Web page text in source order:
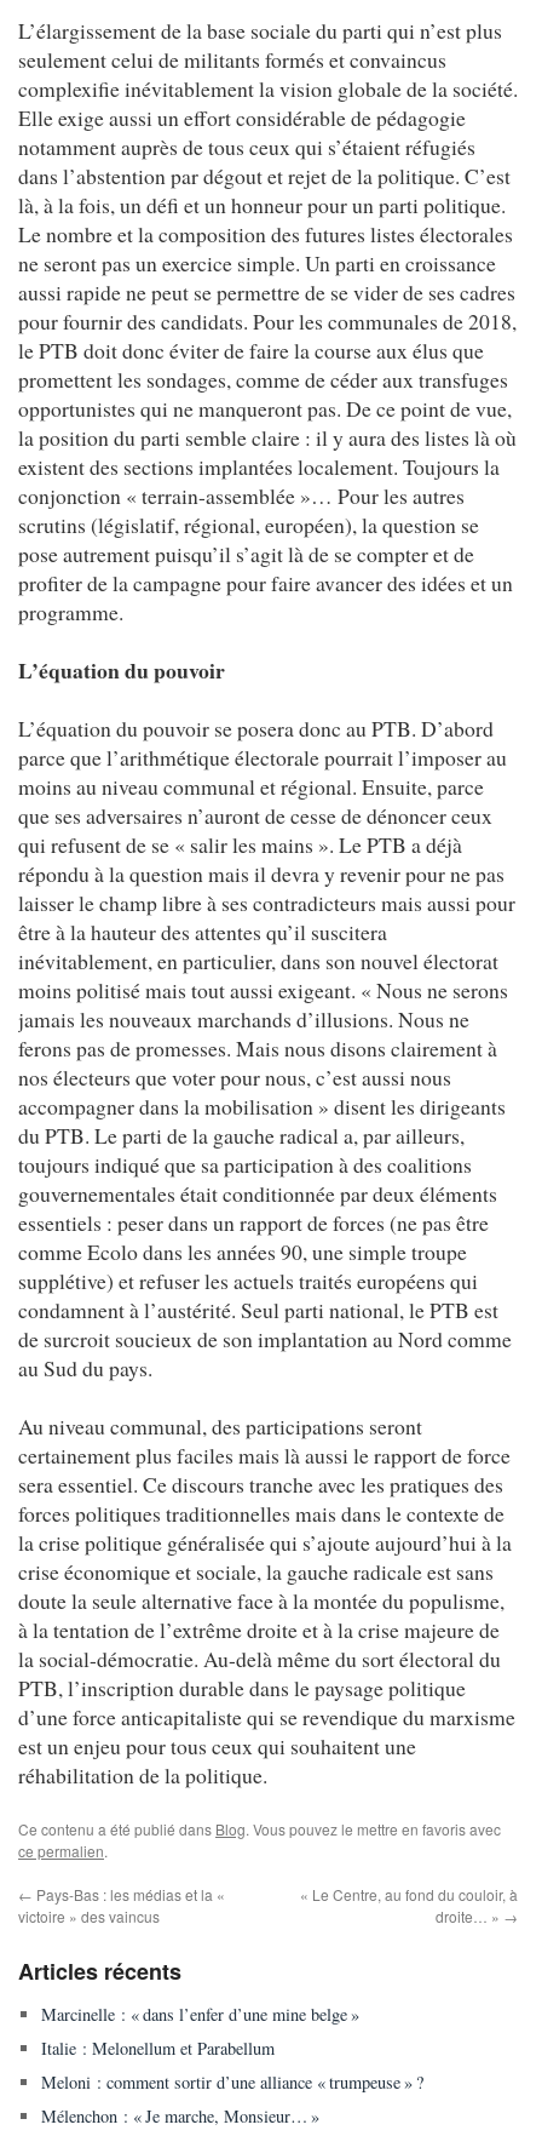
L’élargissement de la base sociale du parti qui n’est plus
seulement celui de militants formés et convaincus
complexifie inévitablement la vision globale de la société.
Elle exige aussi un effort considérable de pédagogie
notamment auprès de tous ceux qui s’étaient réfugiés
dans l’abstention par dégout et rejet de la politique. C’est
là, à la fois, un défi et un honneur pour un parti politique.
Le nombre et la composition des futures listes électorales
ne seront pas un exercice simple. Un parti en croissance
aussi rapide ne peut se permettre de se vider de ses cadres
pour fournir des candidats. Pour les communales de 2018,
le PTB doit donc éviter de faire la course aux élus que
promettent les sondages, comme de céder aux transfuges
opportunistes qui ne manqueront pas. De ce point de vue,
la position du parti semble claire : il y aura des listes là où
existent des sections implantées localement. Toujours la
conjonction « terrain-assemblée »… Pour les autres
scrutins (législatif, régional, européen), la question se
pose autrement puisqu’il s’agit là de se compter et de
profiter de la campagne pour faire avancer des idées et un
programme.
L’équation du pouvoir
L’équation du pouvoir se posera donc au PTB. D’abord
parce que l’arithmétique électorale pourrait l’imposer au
moins au niveau communal et régional. Ensuite, parce
que ses adversaires n’auront de cesse de dénoncer ceux
qui refusent de se « salir les mains ». Le PTB a déjà
répondu à la question mais il devra y revenir pour ne pas
laisser le champ libre à ses contradicteurs mais aussi pour
être à la hauteur des attentes qu’il suscitera
inévitablement, en particulier, dans son nouvel électorat
moins politisé mais tout aussi exigeant. « Nous ne serons
jamais les nouveaux marchands d’illusions. Nous ne
ferons pas de promesses. Mais nous disons clairement à
nos électeurs que voter pour nous, c’est aussi nous
accompagner dans la mobilisation » disent les dirigeants
du PTB. Le parti de la gauche radical a, par ailleurs,
toujours indiqué que sa participation à des coalitions
gouvernementales était conditionnée par deux éléments
essentiels : peser dans un rapport de forces (ne pas être
comme Ecolo dans les années 90, une simple troupe
supplétive) et refuser les actuels traités européens qui
condamnent à l’austérité. Seul parti national, le PTB est
de surcroit soucieux de son implantation au Nord comme
au Sud du pays.
Au niveau communal, des participations seront
certainement plus faciles mais là aussi le rapport de force
sera essentiel. Ce discours tranche avec les pratiques des
forces politiques traditionnelles mais dans le contexte de
la crise politique généralisée qui s’ajoute aujourd’hui à la
crise économique et sociale, la gauche radicale est sans
doute la seule alternative face à la montée du populisme,
à la tentation de l’extrême droite et à la crise majeure de
la social-démocratie. Au-delà même du sort électoral du
PTB, l’inscription durable dans le paysage politique
d’une force anticapitaliste qui se revendique du marxisme
est un enjeu pour tous ceux qui souhaitent une
réhabilitation de la politique.
Ce contenu a été publié dans Blog. Vous pouvez le mettre en favoris avec
ce permalien.
← Pays-Bas : les médias et la «
victoire » des vaincus
« Le Centre, au fond du couloir, à
droite… » →
Articles récents
Marcinelle : « dans l’enfer d’une mine belge »
Italie : Melonellum et Parabellum
Meloni : comment sortir d’une alliance « trumpeuse » ?
Mélenchon : « Je marche, Monsieur… »